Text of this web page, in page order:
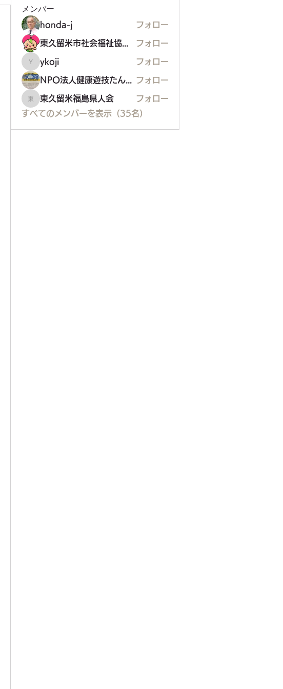
メンバー
honda-j フォロー
東久留米市社会福祉協議会 フォロー
ykoji
ykoji フォロー
NPO法人健康遊技たんぽぽ フォロー
東久留米福島県人会
東久留米福島県人会
フォロー
すべてのメンバーを表示（35名）